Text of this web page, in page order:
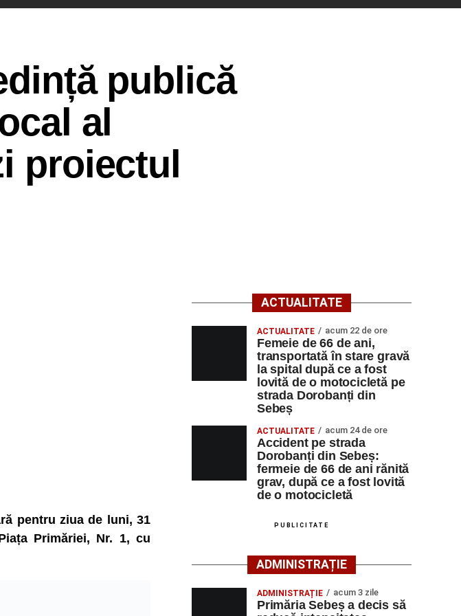
publică
al
proiectul
pentru ziua de luni, 31
Primăriei, Nr. 1, cu
ACTUALITATE
ACTUALITATE acum 22 de ore
Femeie de 66 de ani,
transportată în stare gravă
la spital după ce a fost
lovită de o motocicletă pe
strada Dorobanți din
Sebeș
ACTUALITATE acum 24 de ore
Accident pe strada
Dorobanți din Sebeș:
fermeie de 66 de ani rănită
grav, după ce a fost lovită
de o motocicletă
PUBLICITATE
ADMINISTRAȚIE
ADMINISTRAȚIE acum 3 zile
Primăria Sebeș a decis să